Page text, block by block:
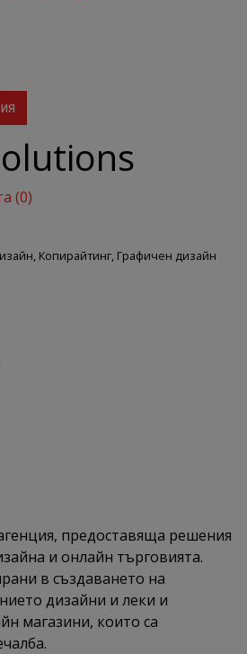
(0)
Копирайтинг, Графичен дизайн
предоставяща решения
и онлайн търговията.
в създаването на
дизайни и леки и
магазини, които са